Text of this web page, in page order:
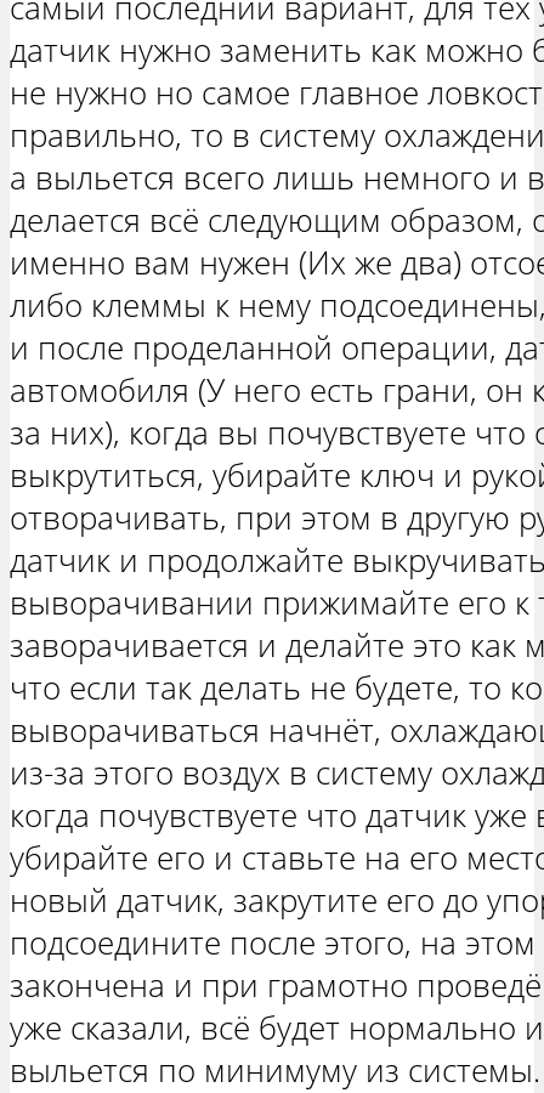
датчик нужно заменить как можно
не нужно но самое главное
правильно, то в систему
а выльется всего лишь немного и
делается всё следующим образом,
именно вам нужен (Их же два)
либо клеммы к нему
и после проделанной операции,
автомобиля (У него есть грани,
за них), когда вы почувствуете что
выкрутиться, убирайте ключ и
отворачивать, при этом в другую
датчик и продолжайте
выворачивании прижимайте его к
заворачивается и делайте это
что если так делать не будете, то
выворачиваться начнёт,
из-за этого воздух в систему
когда почувствуете что датчик
убирайте его и ставьте на его
новый датчик, закрутите его до
подсоедините после этого, на
закончена и при грамотно
уже сказали, всё будет
выльется по минимуму из системы.